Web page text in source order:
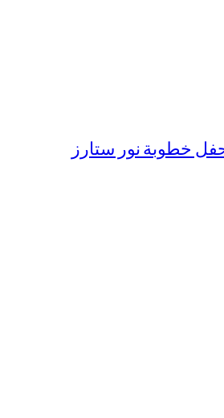
خطوبة نور ستارز